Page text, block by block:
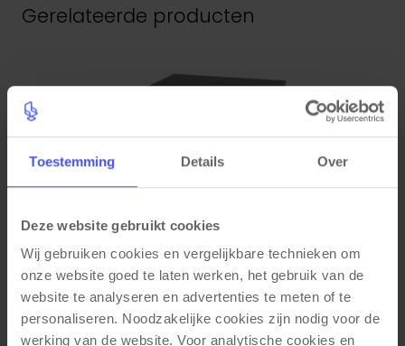
Toestemming Details Over
Deze website gebruikt cookies
Wij gebruiken cookies en vergelijkbare technieken om
onze website goed te laten werken, het gebruik van de
website te analyseren en advertenties te meten of te
personaliseren. Noodzakelijke cookies zijn nodig voor de
werking van de website. Voor analytische cookies en
Gerelateerde producten
Metalen ladeblok verrijdbaar 3 laden BLOC